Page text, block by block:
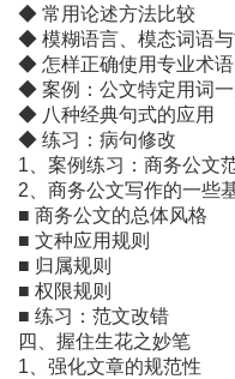
◆ 常用论述方法比较
◆ 模糊语言、模态词语
◆ 怎样正确使用专业术
◆ 案例：公文特定用词
◆ 八种经典句式的应用
◆ 练习：病句修改
1、案例练习：商务公文
2、商务公文写作的一些
■ 商务公文的总体风格
■ 文种应用规则
■ 归属规则
■ 权限规则
■ 练习：范文改错
四、握住生花之妙笔
1、强化文章的规范性